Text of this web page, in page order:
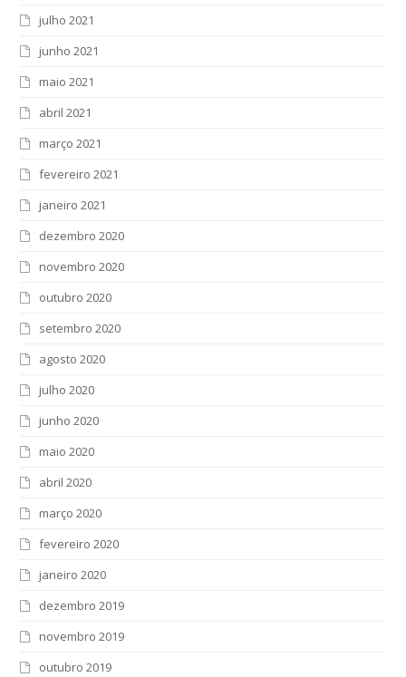
julho 2021
junho 2021
maio 2021
abril 2021
março 2021
fevereiro 2021
janeiro 2021
dezembro 2020
novembro 2020
outubro 2020
setembro 2020
agosto 2020
julho 2020
junho 2020
maio 2020
abril 2020
março 2020
fevereiro 2020
janeiro 2020
dezembro 2019
novembro 2019
outubro 2019